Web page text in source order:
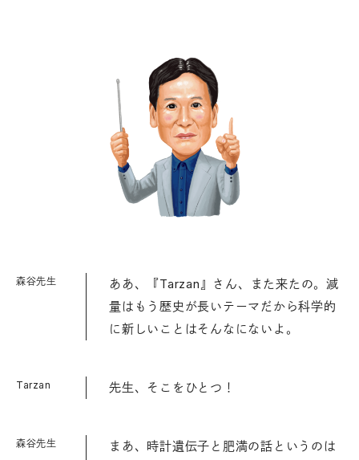
森谷先生
ああ、『Tarzan』さん、また来たの。減
量はもう歴史が長いテーマだから科学的
に新しいことはそんなにないよ。
Tarzan 先生、そこをひとつ！
森谷先生
まあ、時計遺伝子と肥満の話というのは